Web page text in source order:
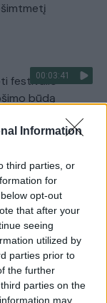
Information
third parties, or
for
opt-out
that after your
seeing
utilized by
parties prior to
the further
parties on the
may
00:03:41
festivalio
būdą
00:00:49
šešis